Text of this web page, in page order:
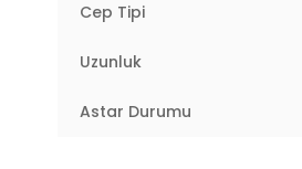
Cep Tipi
Uzunluk
Astar Durumu